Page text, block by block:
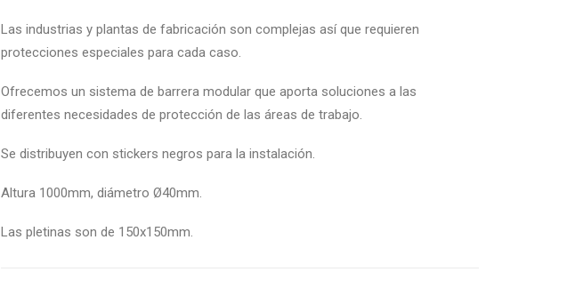
Las industrias y plantas de fabricación son complejas así que requieren
protecciones especiales para cada caso.
Ofrecemos un sistema de barrera modular que aporta soluciones a las
diferentes necesidades de protección de las áreas de trabajo.
Se distribuyen con stickers negros para la instalación.
Altura 1000mm, diámetro Ø40mm.
Las pletinas son de 150x150mm.